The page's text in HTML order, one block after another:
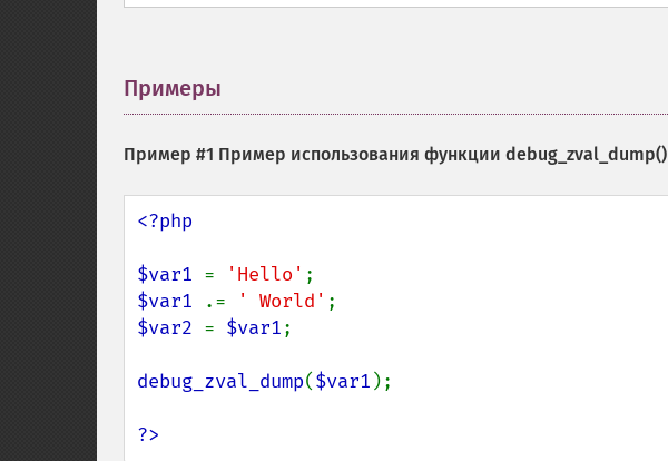
Примеры
Пример #1 Пример использования функции debug_zval_dump()
<?php
$var1 = 'Hello'
$var1
.= ' World'
$var2 = $var1;
debug_zval_dump($var1 );
?>